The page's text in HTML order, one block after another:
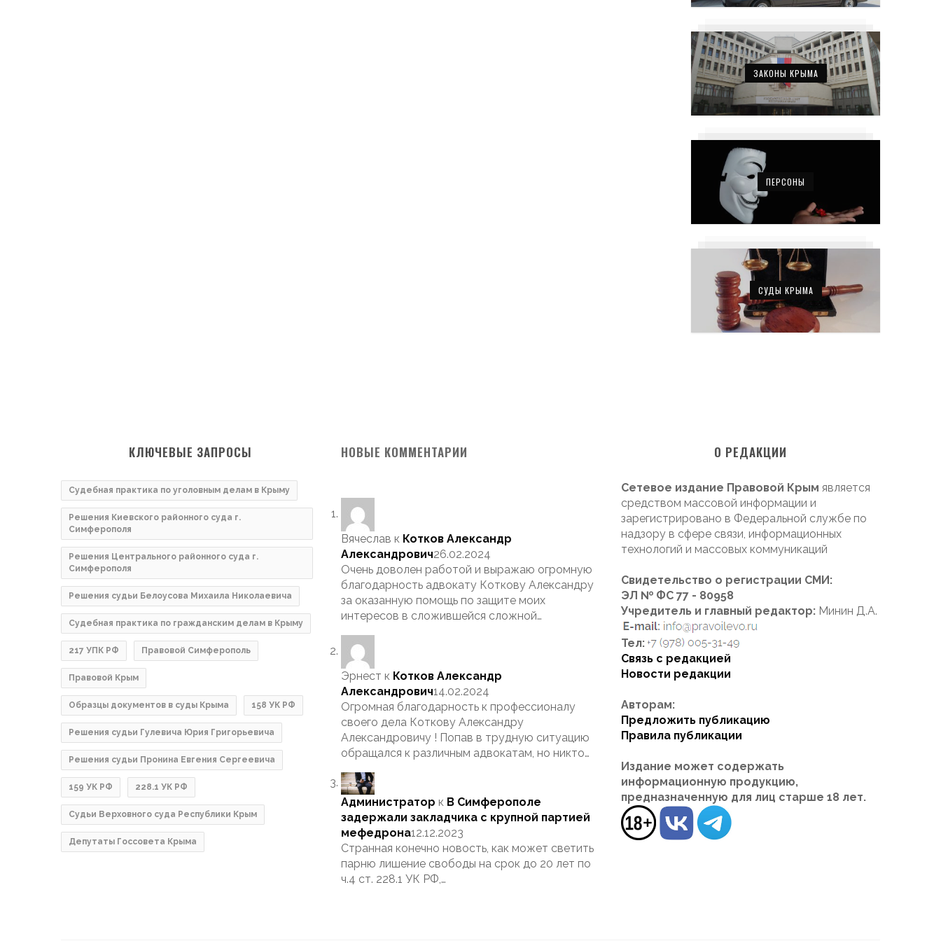
ЗАКОНЫ КРЫМА
ПЕРСОНЫ
СУДЫ КРЫМА
КЛЮЧЕВЫЕ ЗАПРОСЫ
Судебная практика по уголовным делам в Крыму
Решения Киевского районного суда г.
Симферополя
Решения Центрального районного суда г.
Симферополя
Решения судьи Белоусова Михаила Николаевича
Судебная практика по гражданским делам в Крыму
217 УПК РФ Правовой Симферополь
Правовой Крым
Образцы документов в суды Крыма 158 УК РФ
Решения судьи Гулевича Юрия Григорьевича
Решения судьи Пронина Евгения Сергеевича
159 УК РФ 228.1 УК РФ
Судьи Верховного суда Республики Крым
Депутаты Госсовета Крыма
НОВЫЕ КОММЕНТАРИИ
Вячеслав к Котков Александр
Александрович26.02.2024
Очень доволен работой и выражаю огромную
благодарность адвокату Коткову Александру
за оказанную помощь по защите моих
интересов в сложившейся сложной…
Эрнест к Котков Александр
Александрович14.02.2024
Огромная благодарность к профессионалу
своего дела Коткову Александру
Александровичу ! Попав в трудную ситуацию
обращался к различным адвокатам, но никто…
Администратор к В Симферополе
задержали закладчика с крупной партией
мефедрона12.12.2023
Странная конечно новость, как может светить
парню лишение свободы на срок до 20 лет по
ч.4 ст. 228.1 УК РФ,…
О РЕДАКЦИИ
Сетевое издание Правовой Крым является
средством массовой информации и
зарегистрировано в Федеральной службе по
надзору в сфере связи, информационных
технологий и массовых коммуникаций
Свидетельство о регистрации СМИ:
ЭЛ № ФС 77 - 80958
Учредитель и главный редактор: Минин Д.А.
Тел:
Связь с редакцией
Новости редакции
Авторам:
Предложить публикацию
Правила публикации
Издание может содержать
информационную продукцию,
предназначенную для лиц старше 18 лет.